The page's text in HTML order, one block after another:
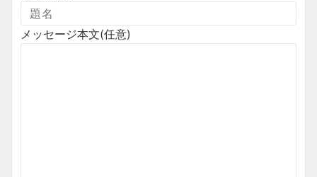
メッセージ本文(任意)